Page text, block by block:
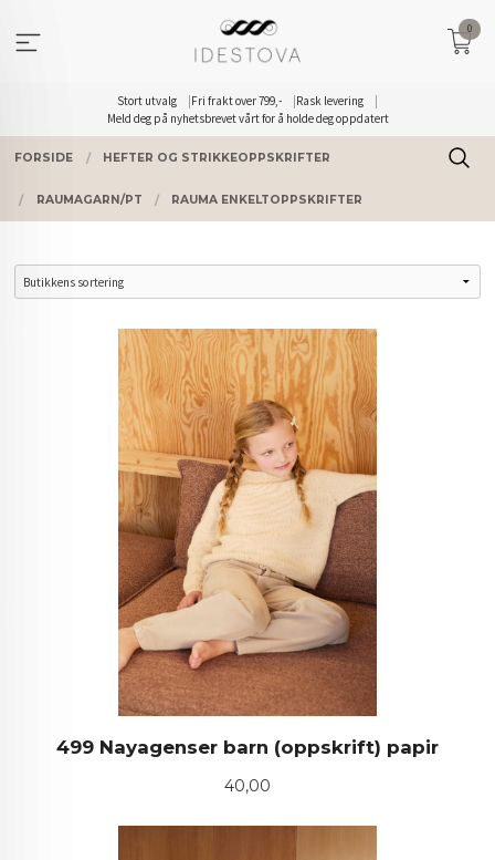
innholdet
Stort utvalg Fri frakt over 799,-
Rask levering
Meld deg på nyhetsbrevet vårt for å holde deg oppdatert
0
FORSIDE HEFTER OG STRIKKEOPPSKRIFTER
RAUMAGARN/PT RAUMA ENKELTOPPSKRIFTER
499 Nayagenser barn (oppskrift) papir
Pris
40,00